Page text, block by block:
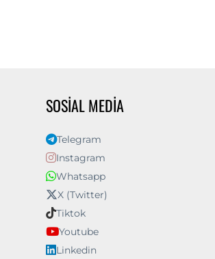
SOSIAL MEDIA
Telegram
Instagram
Whatsapp
X (Twitter)
Tiktok
Youtube
Linkedin